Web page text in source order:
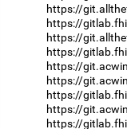
https://
https://
https://
https://
https://
https://
https://
https://
https://